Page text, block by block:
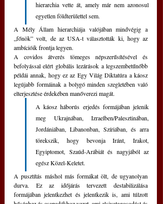
hierarchia vette át, amely már nem azonosul
egyetlen földterülettel sem.
A Mély Állam hierarchiája valójában mindvégig a
„főnök” volt, de az USA-t választották ki, hogy az
ambícióik frontja legyen.
A covidos átverés tömeges népszerűsítésével és
befolyással elért globális lezárások a legszembetűnőbb
példái annak, hogy ez az Egy Világ Diktatúra a káosz
legújabb formáinak a bolygó minden szegletében való
elterjesztése érdekében manőverezi magát.
A káosz háborús erjedés formájában jelenik
meg Ukrajnában, Izraelben/Palesztinában,
Jordániában, Libanonban, Szíriában, és arra
törekszik, hogy bevonja Iránt, Irakot,
Egyiptomot, Szaúd-Arábiát és nagyjából az
egész Közel-Keletet.
A pusztítás máshol más formákat ölt, de ugyanolyan
durva. Ez az időjárás tervezett destabilizálása
formájában jelentkezhet és jelentkezik is, ami túlzott